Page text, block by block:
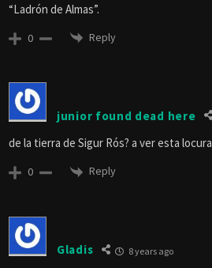
“Ladrón de Almas”.
0 Reply
junior found dead here
de la tierra de Sigur Rós? a ver esta locura
0 Reply
Gladis 8 years ago